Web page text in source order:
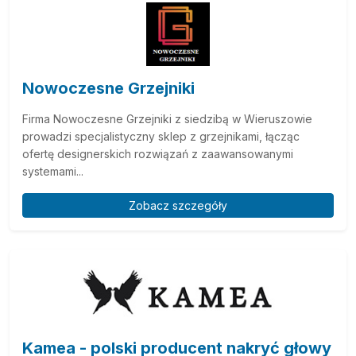
Nowoczesne Grzejniki
Firma Nowoczesne Grzejniki z siedzibą w Wieruszowie
prowadzi specjalistyczny sklep z grzejnikami, łącząc
ofertę designerskich rozwiązań z zaawansowanymi
systemami...
Zobacz szczegóły
Kamea - polski producent nakryć głowy